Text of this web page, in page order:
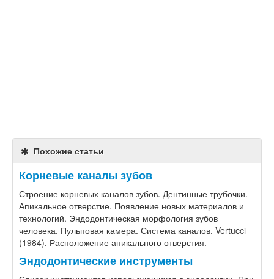
Похожие статьи
Корневые каналы зубов
Строение корневых каналов зубов. Дентинные трубочки.
Апикальное отверстие. Появление новых материалов и
технологий. Эндодонтическая морфология зубов
человека. Пульповая камера. Система каналов. Vertucci
(1984). Расположение апикального отверстия.
Эндодонтические инструменты